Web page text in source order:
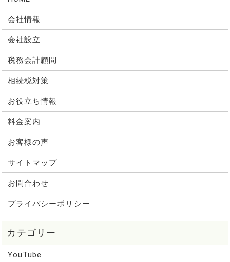
会社情報
会社設立
税務会計顧問
相続税対策
お役立ち情報
料金案内
お客様の声
サイトマップ
お問合わせ
プライバシーポリシー
YouTube